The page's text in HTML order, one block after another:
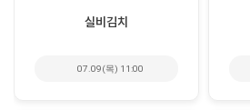
실비김치
07.09(목) 11:00